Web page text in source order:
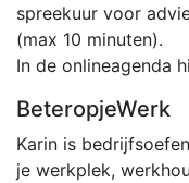
spreekuur voor
(max 10 minuten).
In de onlineagenda
BeteropjeWerk
Karin is
je werkplek,